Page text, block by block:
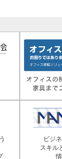
ビジ
スキル